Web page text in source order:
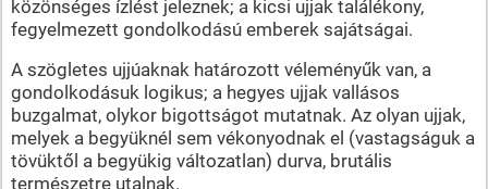
közönséges ízlést jeleznek; a kicsi ujjak találékony,
fegyelmezett gondolkodású emberek sajátságai.
A szögletes ujjúaknak határozott véleményűk van, a
gondolkodásuk logikus; a hegyes ujjak vallásos
buzgalmat, olykor bigottságot mutatnak. Az olyan ujjak,
melyek a begyüknél sem vékonyodnak el (vastagságuk a
tövüktől a begyükig változatlan) durva, brutális
természetre utalnak.